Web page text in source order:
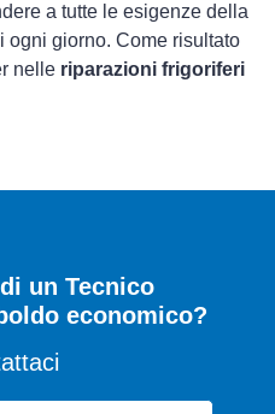
a tutte le esigenze della
ogni giorno. Come risultato
nelle riparazioni frigoriferi
un Tecnico
economico?